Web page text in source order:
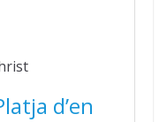
d’en